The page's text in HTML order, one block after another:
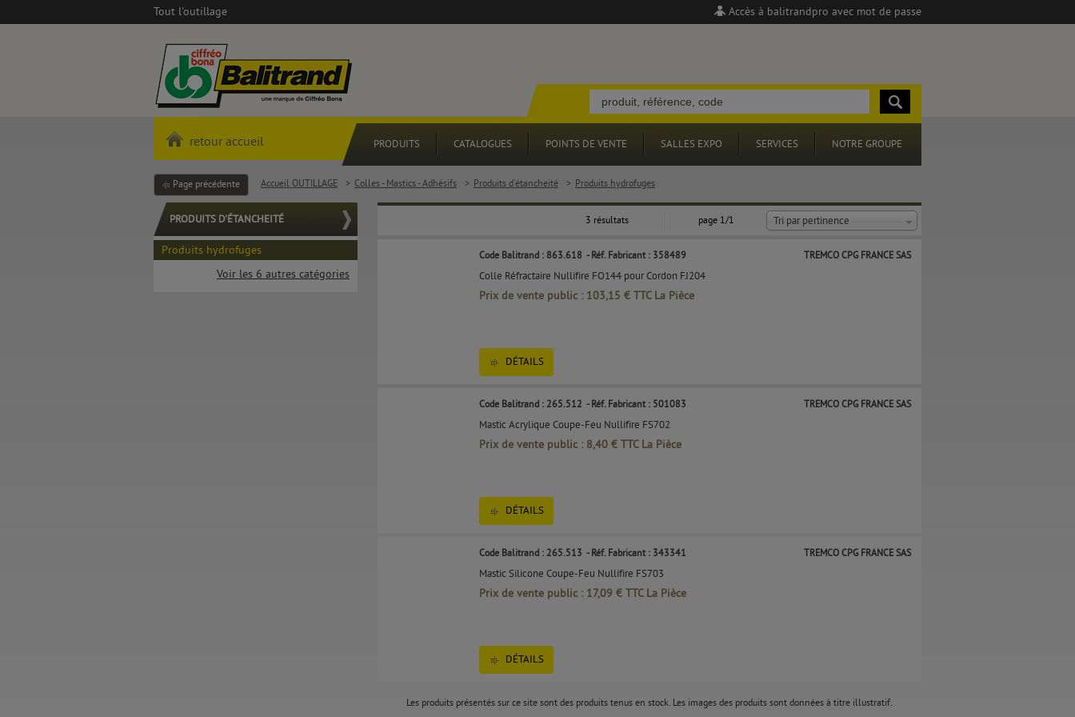
Tout l'outillage Accès à balitrandpro avec mot de passe
retour accueil PRODUITS CATALOGUES POINTS DE VENTE SALLES EXPO SERVICES NOTRE GROUPE
Page précédente Accueil OUTILLAGE > Colles - Mastics - Adhésifs > Produits d'étancheité > Produits hydrofuges
PRODUITS D'ÉTANCHEITÉ
Produits hydrofuges
Voir les 6 autres catégories
3 résultats page 1/1 Tri par pertinence
Code Balitrand : 863.618 - Réf. Fabricant : 358489 TREMCO CPG FRANCE SAS
Colle Réfractaire Nullifire FO144 pour Cordon FJ204
Prix de vente public : 103,15 € TTC La Pièce
DÉTAILS
Code Balitrand : 265.512 - Réf. Fabricant : 501083 TREMCO CPG FRANCE SAS
Mastic Acrylique Coupe-Feu Nullifire FS702
Prix de vente public : 8,40 € TTC La Pièce
DÉTAILS
Code Balitrand : 265.513 - Réf. Fabricant : 343341 TREMCO CPG FRANCE SAS
Mastic Silicone Coupe-Feu Nullifire FS703
Prix de vente public : 17,09 € TTC La Pièce
DÉTAILS
Les produits présentés sur ce site sont des produits tenus en stock. Les images des produits sont données à titre illustratif.